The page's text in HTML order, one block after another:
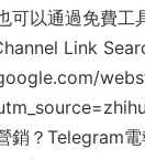
可以通過免費工
Link
銷？Telegram電